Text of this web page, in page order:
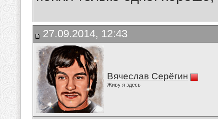
27.09.2014, 12:43
Вячеслав Серёгин
Живу я здесь